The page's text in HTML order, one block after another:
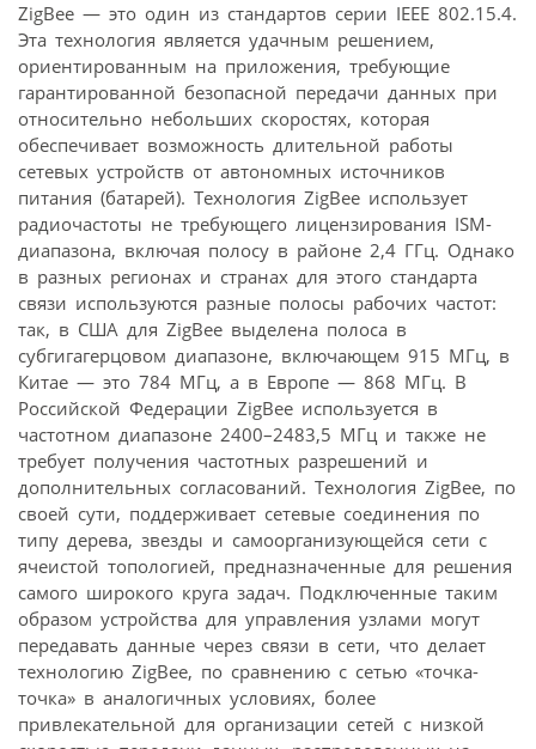
ZigBee — это один из стандартов серии IEEE 802.15.4.
Эта технология является удачным решением,
ориентированным на приложения, требующие
гарантированной безопасной передачи данных при
относительно небольших скоростях, которая
обеспечивает возможность длительной работы
сетевых устройств от автономных источников
питания (батарей). Технология ZigBee использует
радиочастоты не требующего лицензирования ISM-
диапазона, включая полосу в районе 2,4 ГГц. Однако
в разных регионах и странах для этого стандарта
связи используются разные полосы рабочих частот:
так, в США для ZigBee выделена полоса в
субгигагерцовом диапазоне, включающем 915 МГц, в
Китае — это 784 МГц, а в Европе — 868 МГц. В
Российской Федерации ZigBee используется в
частотном диапазоне 2400–2483,5 МГц и также не
требует получения частотных разрешений и
дополнительных согласований. Технология ZigBee, по
своей сути, поддерживает сетевые соединения по
типу дерева, звезды и самоорганизующейся сети с
ячеистой топологией, предназначенные для решения
самого широкого круга задач. Подключенные таким
образом устройства для управления узлами могут
передавать данные через связи в сети, что делает
технологию ZigBee, по сравнению с сетью «точка-
точка» в аналогичных условиях, более
привлекательной для организации сетей с низкой